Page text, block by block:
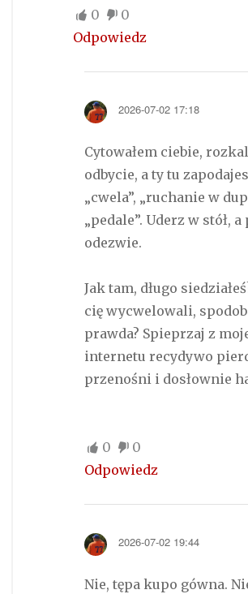
0
0
Odpowiedz
2026-07-02 17:18
Cytowałem ciebie,
odbycie, a ty tu
„cwela”, „ruchanie w
„pedale”. Uderz w stół, a
odezwie.
Jak tam, długo
cię wycwelowali,
prawda? Spieprzaj z
internetu recydywo
przenośni i dosłownie
0
0
Odpowiedz
2026-07-02 19:44
Nie, tępa kupo gówna.